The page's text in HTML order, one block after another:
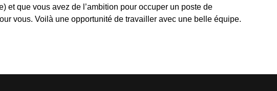
et que vous avez de l’ambition pour occuper un poste de
vous. Voilà une opportunité de travailler avec une belle équipe.